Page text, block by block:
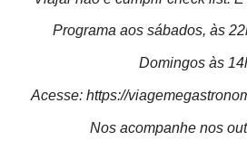
Programa aos sábados, às
Domingos às
Acesse: https://
Nos acompanhe nos